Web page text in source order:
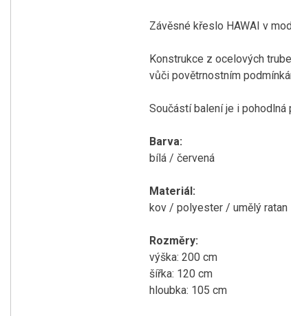
Závěsné křeslo HAWAI v
Konstrukce z ocelových
vůči povětrnostním
Součástí balení je i pohodlná
Barva:
bílá / červená
Materiál:
kov / polyester / umělý ratan
Rozměry:
výška: 200 cm
šířka: 120 cm
hloubka: 105 cm